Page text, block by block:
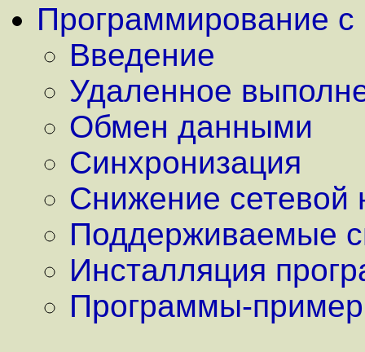
Программирование
Введение
Удаленное
Обмен данными
Синхронизация
Снижение сетевой
Поддерживаемые
Инсталляция
Программы-